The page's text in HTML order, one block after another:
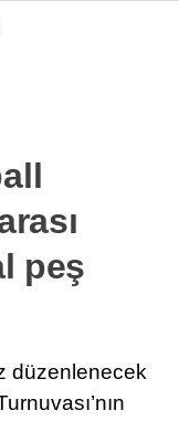
peş
düzenlenecek